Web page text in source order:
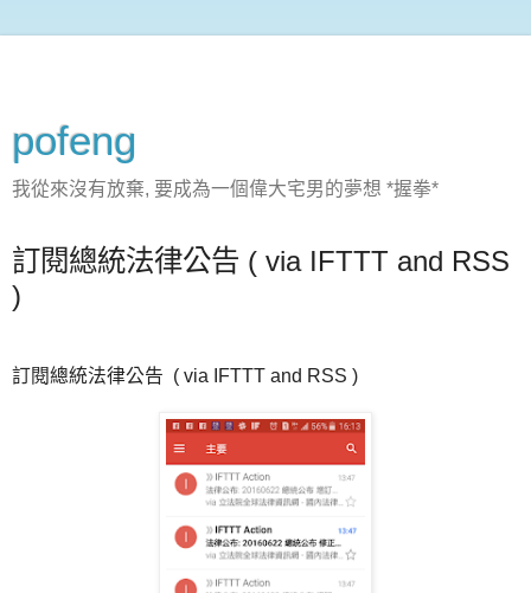
pofeng
我從來沒有放棄, 要成為一個偉大宅男的夢想 *握拳*
訂閱總統法律公告 ( via IFTTT and RSS
)
訂閱總統法律公告 ( via IFTTT and RSS )